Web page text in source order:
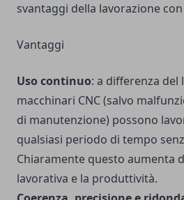
svantaggi della lavorazione con
Vantaggi
Uso continuo: a differenza del
macchinari CNC (salvo
di manutenzione) possono
qualsiasi periodo di tempo
Chiaramente questo aumenta
lavorativa e la produttività.